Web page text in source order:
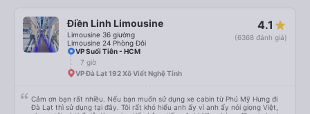
Điền Linh Limousine
Limousine 36 giường
Limousine 24 Phòng Đôi
4.1
(6368 đánh giá)
VP Suối Tiên - HCM
7 giờ
VP Đà Lạt 192 Xô Viết Nghệ Tỉnh
Cảm ơn bạn rất nhiều. Nếu bạn muốn sử dụng xe cabin từ Phú Mỹ Hưng đi
Đà Lạt thì sử dụng tại đây. Tôi rất khó hiểu anh ấy vì anh ấy nói giọng Việt,